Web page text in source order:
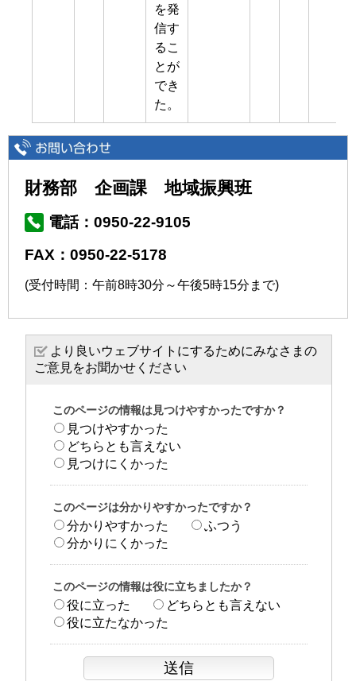
を発
信す
るこ
とが
でき
た。
財務部 企画課 地域振興班
電話：0950-22-9105
FAX：0950-22-5178
(受付時間：午前8時30分～午後5時15分まで)
より良いウェブサイトにするためにみなさまの
ご意見をお聞かせください
このページの情報は見つけやすかったですか？
見つけやすかった
どちらとも言えない
見つけにくかった
このページは分かりやすかったですか？
分かりやすかった
ふつう
分かりにくかった
このページの情報は役に立ちましたか？
役に立った
どちらとも言えない
役に立たなかった